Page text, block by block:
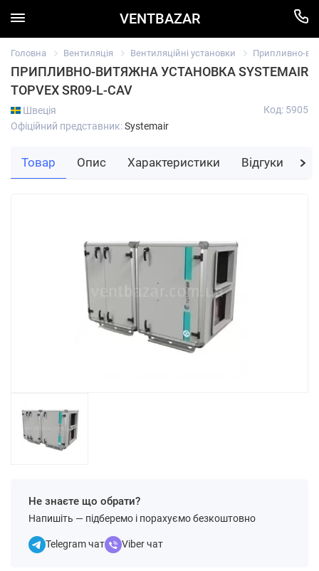
VENTBAZAR
Головна Вентиляція Вентиляційні установки Припливно-
ПРИПЛИВНО-ВИТЯЖНА УСТАНОВКА SYSTEMAIR
TOPVEX SR09-L-CAV
Швеція
Офіційний представник:Systemair
Код: 5905
Не знаєте що обрати?
Напишіть — підберемо і порахуємо безкоштовно
Telegram чат Viber чат
Товар Опис Характеристики Відгуки